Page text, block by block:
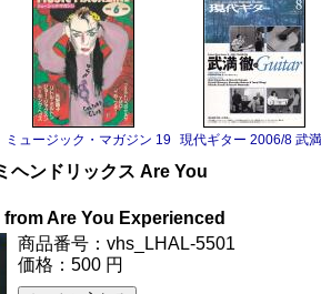
9 サニー・アデ
ミュージック・マガジン 1983/6 ボーイ・ジョージ
現代ギター 2006/8 武
ヘンドリックス Are You
Are You Experienced
商品番号：vhs_LHAL-5501
価格：500 円